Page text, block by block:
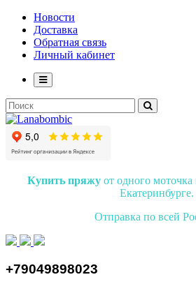
Новости
Доставка
Обратная связь
Личный кабинет
Купить пряжу от одного
Екатеринбурге.
Отправка по всей
+79049898023